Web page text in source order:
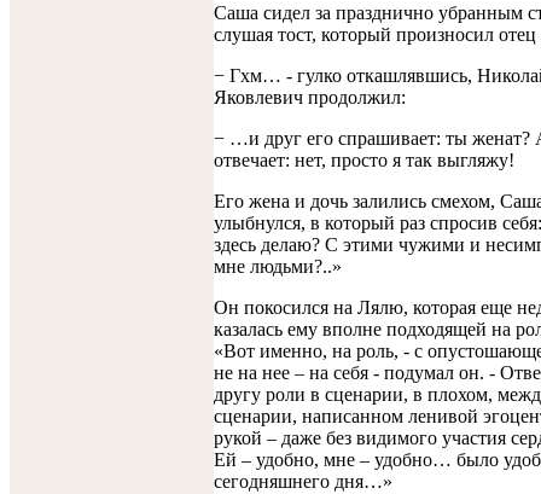
Саша сидел за празднично убранным
слушая тост, который произносил
− Гхм… - гулко откашлявшись,
Яковлевич продолжил:
− …и друг его спрашивает: ты женат?
отвечает: нет, просто я так выгляжу!
Его жена и дочь залились смехом,
улыбнулся, в который раз спросив
здесь делаю? С этими чужими и
мне людьми?..»
Он покосился на Лялю, которая еще
казалась ему вполне подходящей на
«Вот именно, на роль, - с
не на нее – на себя - подумал он. -
другу роли в сценарии, в плохом,
сценарии, написанном ленивой
рукой – даже без видимого участия
Ей – удобно, мне – удобно… было
сегодняшнего дня…»